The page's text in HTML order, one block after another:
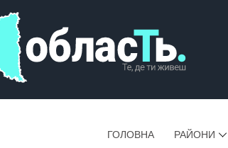
ГОЛОВНА РАЙОНИ